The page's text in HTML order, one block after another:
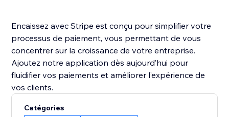
Encaissez avec Stripe est conçu pour simplifier votre
processus de paiement, vous permettant de vous
concentrer sur la croissance de votre entreprise.
Ajoutez notre application dès aujourd’hui pour
fluidifier vos paiements et améliorer l’expérience de
vos clients.
Catégories